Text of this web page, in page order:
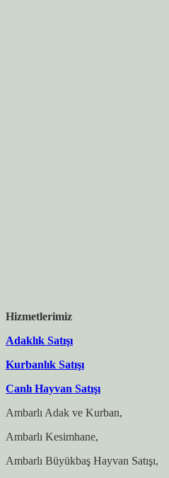
Hizmetlerimiz
Adaklık Satışı
Kurbanlık Satışı
Canlı Hayvan Satışı
Ambarlı Adak ve Kurban,
Ambarlı Kesimhane,
Ambarlı Büyükbaş Hayvan Satışı,